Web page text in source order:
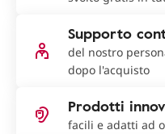
Supporto
del nostro
dopo l'acquisto
Prodotti
facili e adatti ad